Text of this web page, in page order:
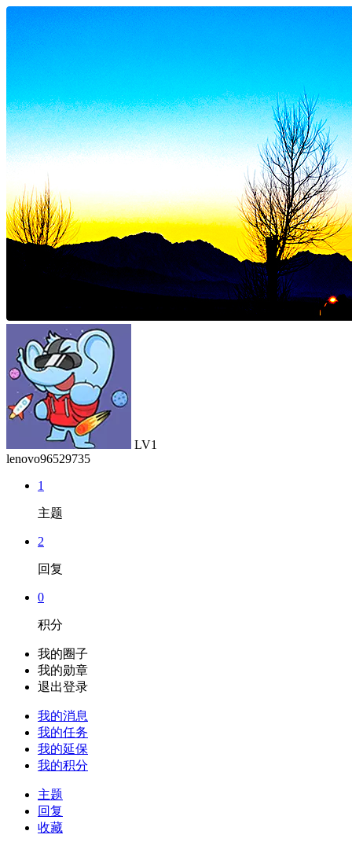
LV1
lenovo96529735
1
主题
2
回复
0
积分
我的圈子
我的勋章
退出登录
我的消息
我的任务
我的延保
我的积分
主题
回复
收藏